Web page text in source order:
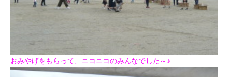
おみやげをもらって、ニコニコのみんなでした～♪